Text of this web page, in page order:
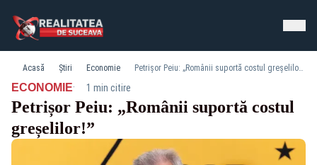
Acasă Știri Economie Petrișor Peiu: „Românii suportă costul greșelilor!”
ECONOMIE· 1 min citire
Petrișor Peiu: „Românii suportă costul
greșelilor!”